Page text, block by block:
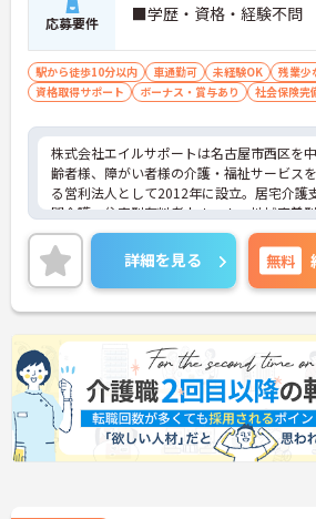
応募要件 ■学歴・資格・経験不問
駅から徒歩10分以内 車通勤可 未経験OK 残業少
資格取得サポート
ボーナス・賞与あり 社会保険完
株式会社エイルサポートは名古屋市西区を
齢者様、障がい者様の介護・福祉サービス
る営利法人として2012年に設立。居宅介護
問介護、住宅型有料老人ホーム、地域密着
護、日中サービス支援型障がい者グループ
ど、利用者様のニーズに応じたさまざまな事
め細かく展開しています。同社が目指すの
者様にも障がい者様にも、住み慣れた地域
て生活を継続していただけるようなサービ
に努めること。これらを実現するため「地
存共栄」「笑顔を未来へ繋ぐ」を企業理念に
職員の誰もが同じ思いで利用者様に向き合
す。株式会社Eグループ、株式会社エナジィ
グループ企業との交流も盛んです。
詳細を見る 無料